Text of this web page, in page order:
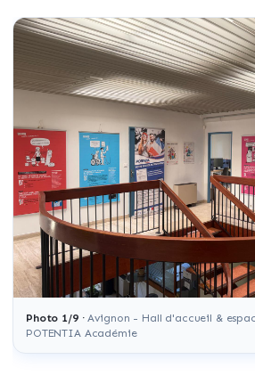
Photo 1/9·Avignon - Hall d'accueil &
POTENTIA Académie